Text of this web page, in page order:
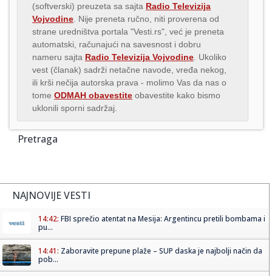
(softverski) preuzeta sa sajta Radio Televizija
Vojvodine . Nije preneta ručno, niti proverena od
strane uredništva portala "Vesti.rs", već je preneta
automatski, računajući na savesnost i dobru
nameru sajta Radio Televizija Vojvodine . Ukoliko
vest (članak) sadrži netačne navode, vređa nekog,
ili krši nečija autorska prava - molimo Vas da nas o
tome ODMAH obavestite obavestite kako bismo
uklonili sporni sadržaj.
Pretraga
NAJNOVIJE VESTI
14:42: FBI sprečio atentat na Mesija: Argentincu pretili bombama i
pu...
14:41: Zaboravite prepune plaže – SUP daska je najbolji način da
pob...